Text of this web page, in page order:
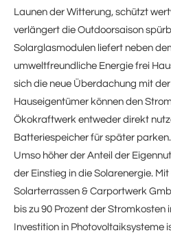
Launen der Witterung, schützt
verlängert die Outdoorsaison
Solarglasmodulen liefert neben
umweltfreundliche Energie frei
sich die neue Überdachung mit
Hauseigentümer können den
Ökokraftwerk entweder direkt
Batteriespeicher für später
Umso höher der Anteil der
der Einstieg in die Solarenergie.
Solarterrassen & Carportwerk
bis zu 90 Prozent der Stromkosten
Investition in Photovoltaiksysteme